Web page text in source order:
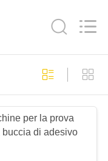
per la prova
buccia di adesivo